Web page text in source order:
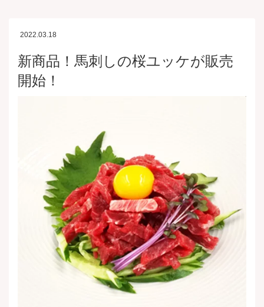
2022.03.18
新商品！馬刺しの桜ユッケが販売
開始！